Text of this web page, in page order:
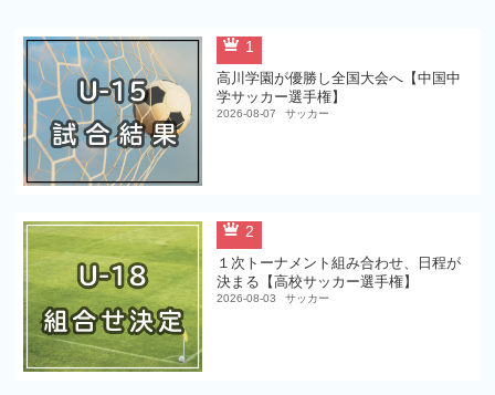
1
高川学園が優勝し全国大会へ【中国中
学サッカー選手権】
2026-08-07 サッカー
2
１次トーナメント組み合わせ、日程が
決まる【高校サッカー選手権】
2026-08-03 サッカー